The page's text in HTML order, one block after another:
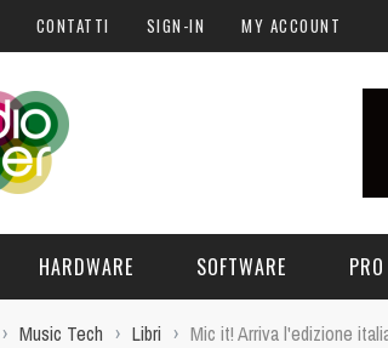
CONTATTI SIGN-IN MY ACCOUNT
HARDWARE SOFTWARE
› Music Tech › Libri › Mic it! Arriva l'edizione